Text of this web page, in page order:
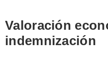
Valoración
indemnización